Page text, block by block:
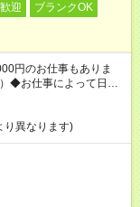
迎
ブランクOK
円のお仕事もありま
お仕事によって日給も
り異なります)